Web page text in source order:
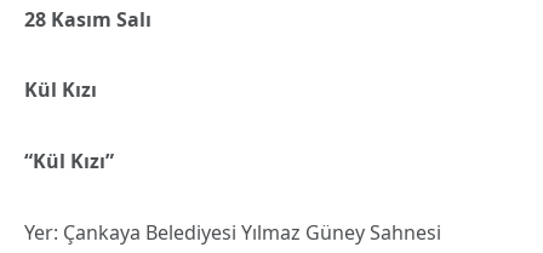
28 Kasım Salı
Kül Kızı
“Kül Kızı”
Yer: Çankaya Belediyesi Yılmaz Güney Sahnesi